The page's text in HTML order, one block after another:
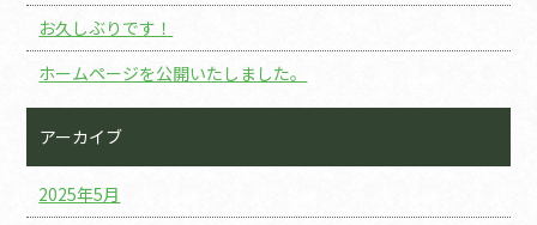
お久しぶりです！
ホームページを公開いたしました。
アーカイブ
2025年5月